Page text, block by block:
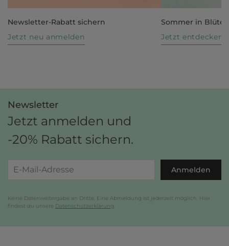
Newsletter-Rabatt sichern
Jetzt neu anmelden
Sommer in Blüte
Jetzt entdecken
Newsletter
Jetzt anmelden und
-20% Rabatt sichern.
Anmelden
Keine Datenweitergabe an Dritte. Eine Abmeldung ist jederzeit möglich. Hier
findest du unsere Datenschutzerklärung